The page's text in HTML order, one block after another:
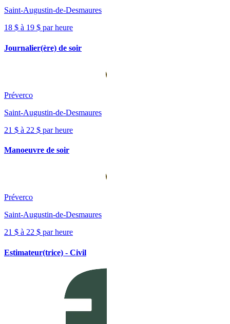
Saint-Augustin-de-Desmaures
18 $ à 19 $ par heure
Journalier(ère) de soir
Préverco
Saint-Augustin-de-Desmaures
21 $ à 22 $ par heure
Manoeuvre de soir
Préverco
Saint-Augustin-de-Desmaures
21 $ à 22 $ par heure
Estimateur(trice) - Civil